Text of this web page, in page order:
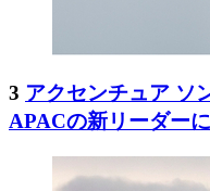
3 アクセンチュア ソ
APACの新リーダー